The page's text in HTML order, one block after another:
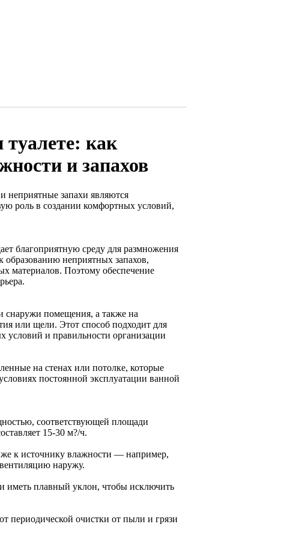
как
и запахов
неприятные запахи являются
роль в создании комфортных условий,
благоприятную среду для размножения
образованию неприятных запахов,
материалов. Поэтому обеспечение
снаружи помещения, а также на
или щели. Этот способ подходит для
условий и правильности организации
на стенах или потолке, которые
постоянной эксплуатации ванной
соответствующей площади
15-30 м?/ч.
к источнику влажности — например,
наружу.
плавный уклон, чтобы исключить
периодической очистки от пыли и грязи